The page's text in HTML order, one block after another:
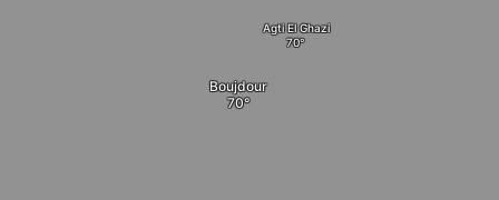
Agti El Ghazi
Boujdour